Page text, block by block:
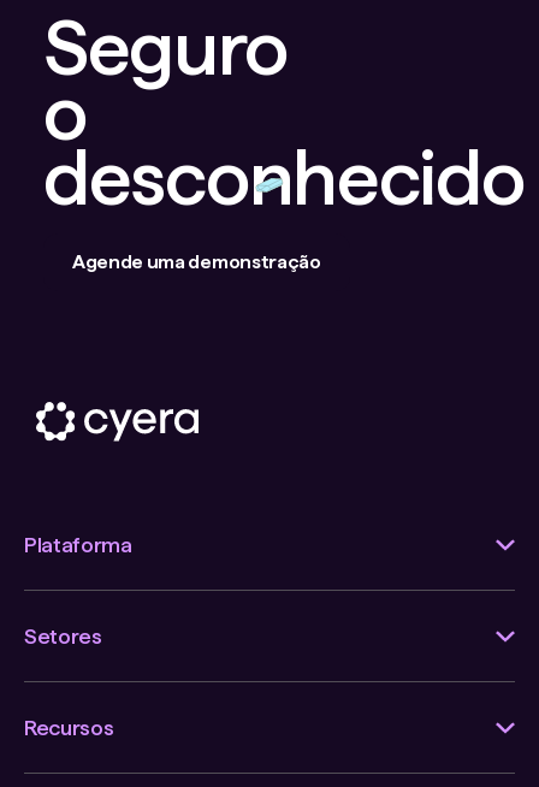
Seguro
o
desconhecido
Agende uma demonstração
Plataforma
Setores
Recursos